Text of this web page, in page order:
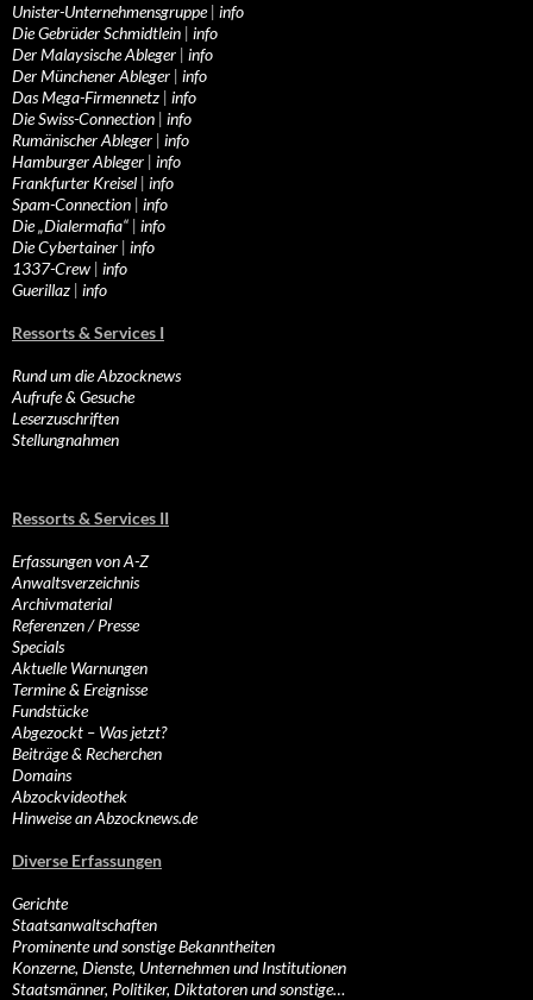
Unister-Unternehmensgruppe| info
Die Gebrüder Schmidtlein | info
Der Malaysische Ableger | info
Der Münchener Ableger | info
Das Mega-Firmennetz | info
Die Swiss-Connection | info
Rumänischer Ableger | info
Hamburger Ableger | info
Frankfurter Kreisel | info
Spam-Connection | info
Die „Dialermafia“ | info
Die Cybertainer | info
1337-Crew | info
Guerillaz | info
Ressorts & Services I
Rund um die Abzocknews
Aufrufe & Gesuche
Leserzuschriften
Stellungnahmen
Ressorts & Services II
Erfassungen von A-Z
Anwaltsverzeichnis
Archivmaterial
Referenzen / Presse
Specials
Aktuelle Warnungen
Termine & Ereignisse
Fundstücke
Abgezockt – Was jetzt?
Beiträge & Recherchen
Domains
Abzockvideothek
Hinweise an Abzocknews.de
Diverse Erfassungen
Gerichte
Staatsanwaltschaften
Prominente und sonstige Bekanntheiten
Konzerne, Dienste, Unternehmen und Institutionen
Staatsmänner, Politiker, Diktatoren und sonstige…